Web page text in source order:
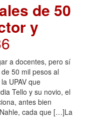
de 50
y
a docentes, pero sí
50 mil pesos al
UPAV que
Tello y su novio, el
antes bien
cada que […]La